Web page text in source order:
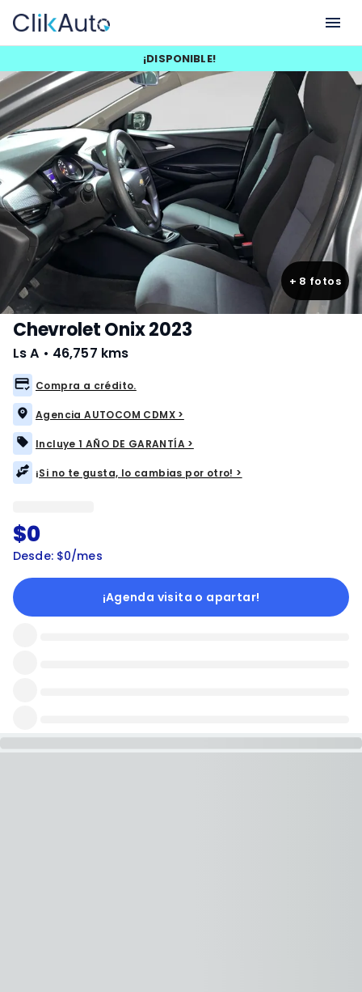
¡DISPONIBLE!
+ 8 fotos
Chevrolet Onix 2023
Ls A • 46,757 kms
Compra a crédito.
Agencia AUTOCOM CDMX >
Incluye 1 AÑO DE GARANTÍA >
¡Si no te gusta, lo cambias por otro! >
$0
Desde: $0/mes
¡Agenda visita o apartar!